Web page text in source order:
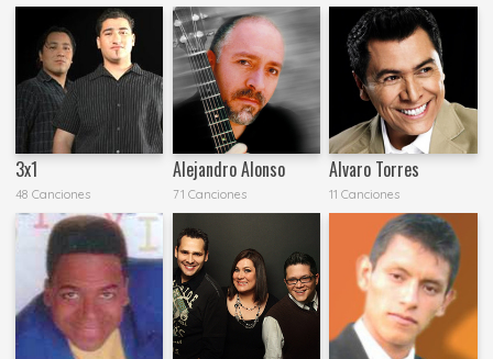
3x1
48 Canciones
Alejandro Alonso
71 Canciones
Alvaro Torres
11 Canciones